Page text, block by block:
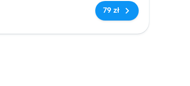
Brak tagów
79 zł